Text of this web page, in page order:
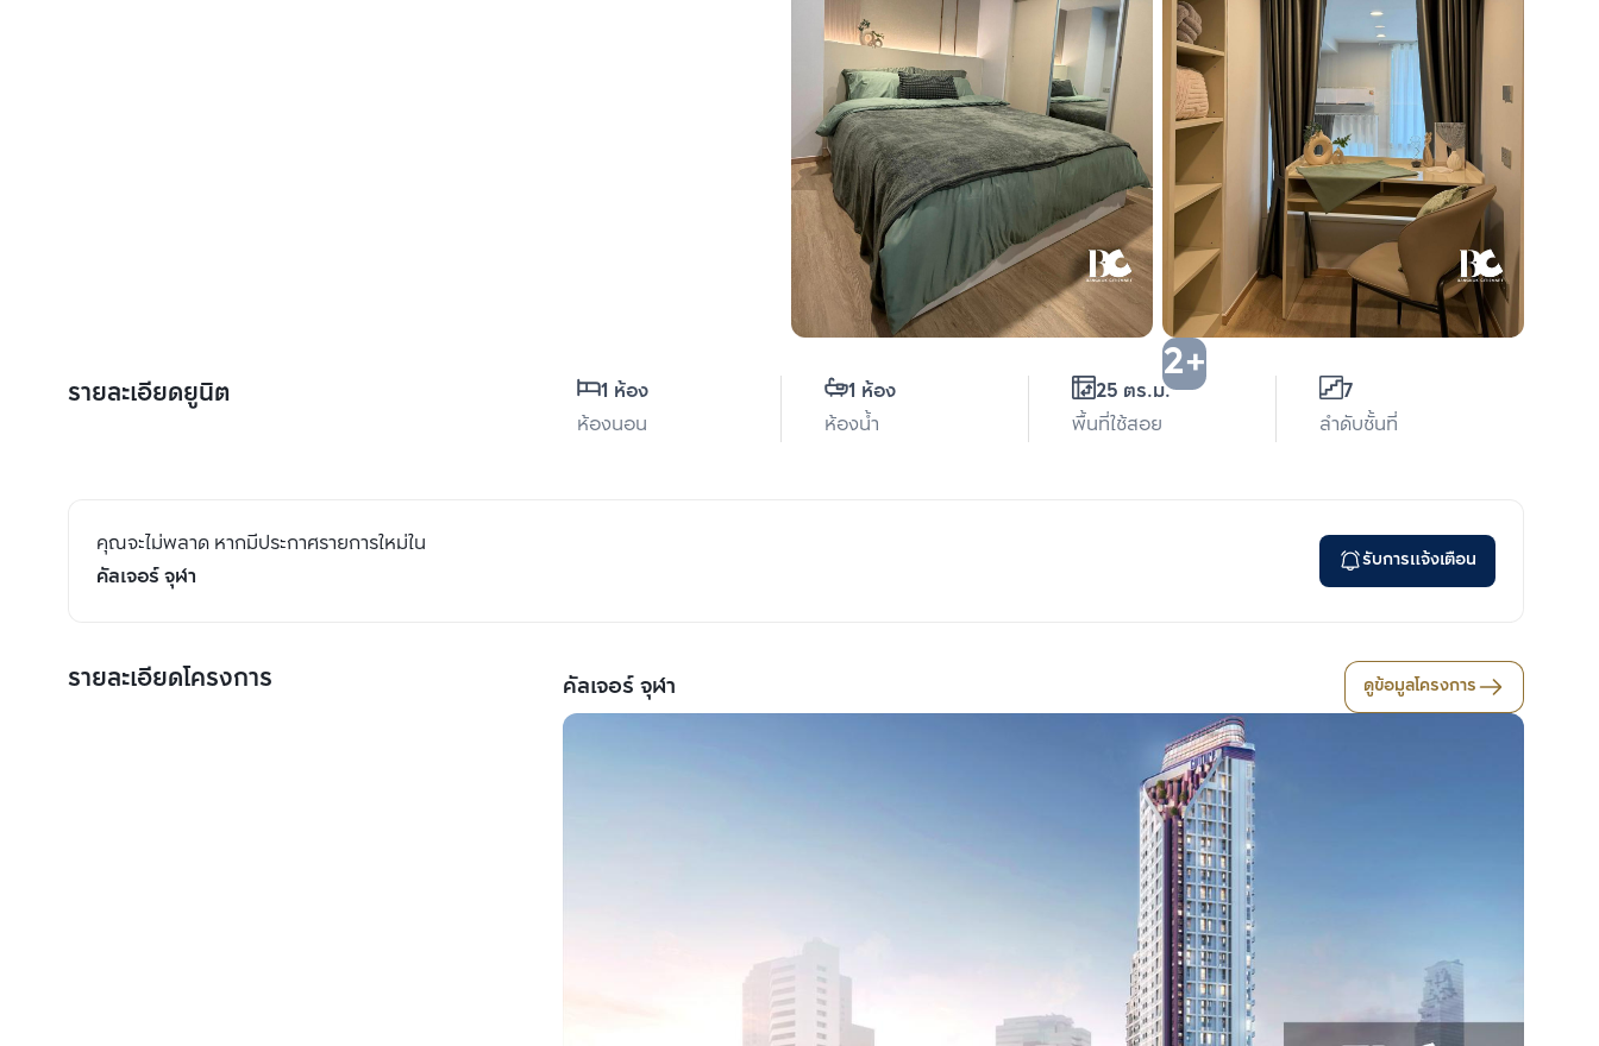
2+
รายละเอียดยูนิต
1 ห้อง
ห้องนอน
1 ห้อง
ห้องน้ำ
25 ตร.ม.
พื้นที่ใช้สอย
7
ลำดับชั้นที่
คุณจะไม่พลาด หากมีประกาศรายการใหม่ใน
คัลเจอร์ จุฬา
รับการแจ้งเตือน
รายละเอียดโครงการ คัลเจอร์ จุฬา ดูข้อมูลโครงการ